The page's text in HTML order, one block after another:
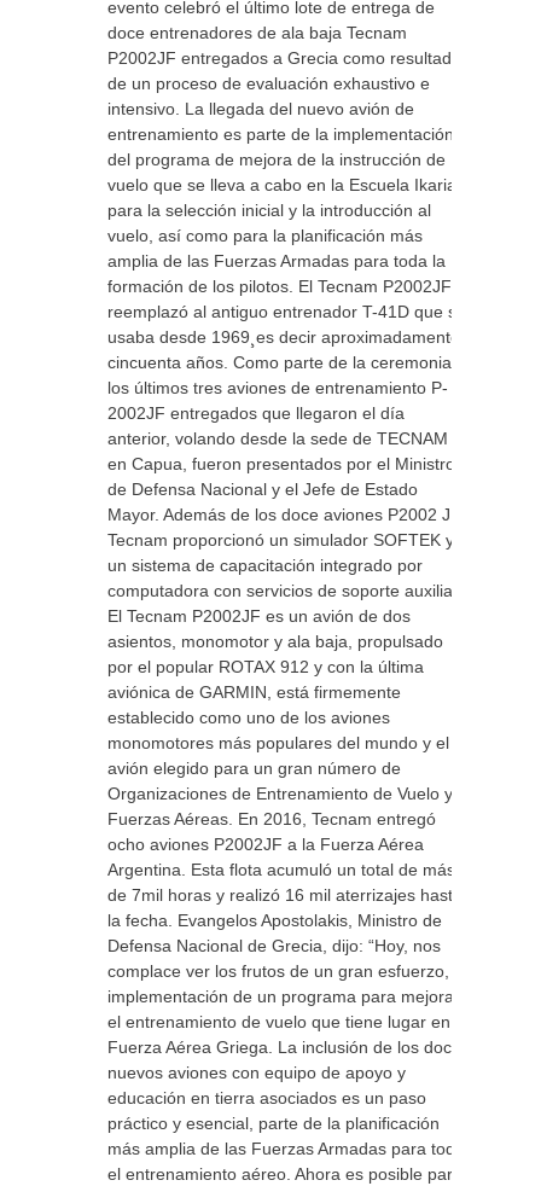
evento celebró el último lote de entrega de
doce entrenadores de ala baja Tecnam
P2002JF entregados a Grecia como resultado
de un proceso de evaluación exhaustivo e
intensivo. La llegada del nuevo avión de
entrenamiento es parte de la implementación
del programa de mejora de la instrucción de
vuelo que se lleva a cabo en la Escuela Ikarian
para la selección inicial y la introducción al
vuelo, así como para la planificación más
amplia de las Fuerzas Armadas para toda la
formación de los pilotos. El Tecnam P2002JF
reemplazó al antiguo entrenador T-41D que se
usaba desde 1969¸es decir aproximadamente
cincuenta años. Como parte de la ceremonia,
los últimos tres aviones de entrenamiento P-
2002JF entregados que llegaron el día
anterior, volando desde la sede de TECNAM
en Capua, fueron presentados por el Ministro
de Defensa Nacional y el Jefe de Estado
Mayor. Además de los doce aviones P2002 JF,
Tecnam proporcionó un simulador SOFTEK y
un sistema de capacitación integrado por
computadora con servicios de soporte auxiliar.
El Tecnam P2002JF es un avión de dos
asientos, monomotor y ala baja, propulsado
por el popular ROTAX 912 y con la última
aviónica de GARMIN, está firmemente
establecido como uno de los aviones
monomotores más populares del mundo y el
avión elegido para un gran número de
Organizaciones de Entrenamiento de Vuelo y
Fuerzas Aéreas. En 2016, Tecnam entregó
ocho aviones P2002JF a la Fuerza Aérea
Argentina. Esta flota acumuló un total de más
de 7mil horas y realizó 16 mil aterrizajes hasta
la fecha. Evangelos Apostolakis, Ministro de
Defensa Nacional de Grecia, dijo: “Hoy, nos
complace ver los frutos de un gran esfuerzo, la
implementación de un programa para mejorar
el entrenamiento de vuelo que tiene lugar en la
Fuerza Aérea Griega. La inclusión de los doce
nuevos aviones con equipo de apoyo y
educación en tierra asociados es un paso
práctico y esencial, parte de la planificación
más amplia de las Fuerzas Armadas para todo
el entrenamiento aéreo. Ahora es posible para